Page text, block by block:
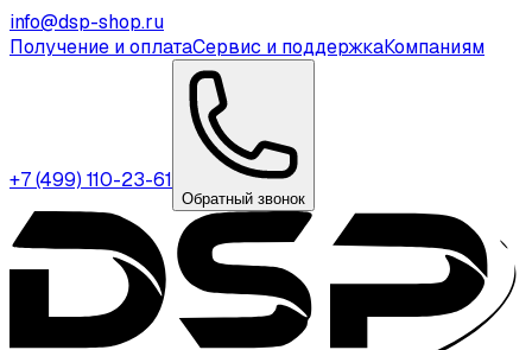
info@dsp-shop.ru
Получение и оплатаСервис и поддержкаКомпаниям
+7 (499) 110-23-61
Обратный звонок